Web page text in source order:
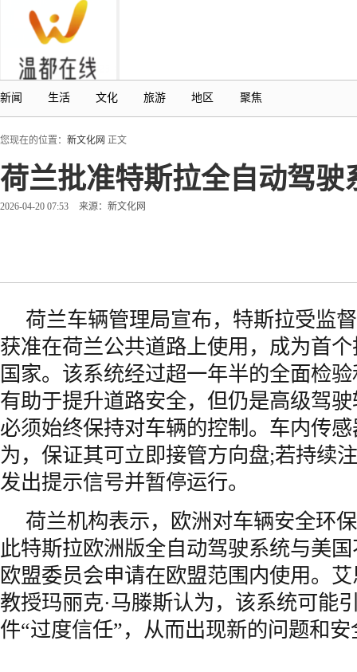
新闻 生活 文化 旅游 地区 聚焦
您现在的位置： 新文化网 正文
荷兰批准特斯拉全自动驾
2026-04-20 07:53 来源：新文化网
荷兰车辆管理局宣布，特斯拉受监
获准在荷兰公共道路上使用，成为首
国家。该系统经过超一年半的全面检
有助于提升道路安全，但仍是高级驾
必须始终保持对车辆的控制。车内传
为，保证其可立即接管方向盘;若持续
发出提示信号并暂停运行。
荷兰机构表示，欧洲对车辆安全环
此特斯拉欧洲版全自动驾驶系统与美
欧盟委员会申请在欧盟范围内使用。
教授玛丽克·马滕斯认为，该系统可能
件“过度信任”，从而出现新的问题和